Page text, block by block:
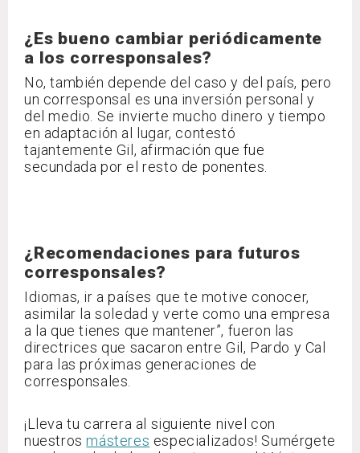
¿Es bueno cambiar periódicamente
a los corresponsales?
No, también depende del caso y del país, pero
un corresponsal es una inversión personal y
del medio. Se invierte mucho dinero y tiempo
en adaptación al lugar, contestó
tajantemente Gil, afirmación que fue
secundada por el resto de ponentes.
¿Recomendaciones para futuros
corresponsales?
Idiomas, ir a países que te motive conocer,
asimilar la soledad y verte como una empresa
a la que tienes que mantener”, fueron las
directrices que sacaron entre Gil, Pardo y Cal
para las próximas generaciones de
corresponsales.
¡Lleva tu carrera al siguiente nivel con
nuestrosmásteres especializados! Sumérgete